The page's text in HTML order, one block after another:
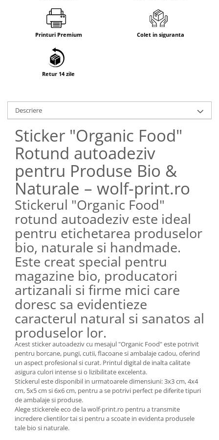
Printuri Premium Colet in siguranta
Retur 14 zile
Descriere
Sticker "Organic Food"
Rotund autoadeziv
pentru Produse Bio &
Naturale – wolf-print.ro
Stickerul "Organic Food"
rotund autoadeziv este ideal
pentru etichetarea produselor
bio, naturale si handmade.
Este creat special pentru
magazine bio, producatori
artizanali si firme mici care
doresc sa evidentieze
caracterul natural si sanatos al
produselor lor.
Acest sticker autoadeziv cu mesajul "Organic Food" este potrivit
pentru borcane, pungi, cutii, flacoane si ambalaje cadou, oferind
un aspect profesional si curat. Printul digital de inalta calitate
asigura culori intense si o lizibilitate excelenta.
Stickerul este disponibil in urmatoarele dimensiuni: 3x3 cm, 4x4
cm, 5x5 cm si 6x6 cm, pentru a se potrivi perfect pe diferite tipuri
de ambalaje si produse.
Alege stickerele eco de la wolf-print.ro pentru a transmite
incredere clientilor tai si pentru a scoate in evidenta produsele
tale bio si naturale.